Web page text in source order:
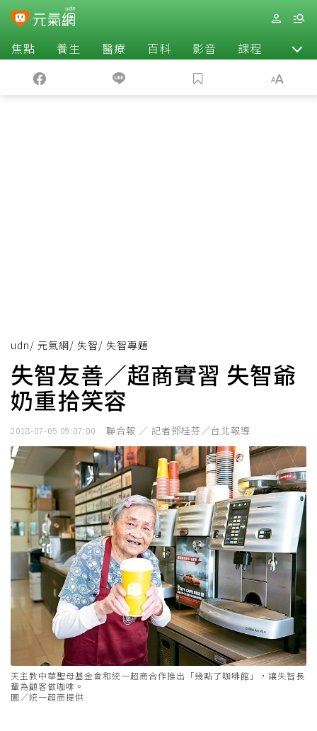
焦點 養生 醫療 百科 影音 課程 退休
udn/ 元氣網/ 失智/ 失智專題
失智友善／超商實習 失智爺
奶重拾笑容
2018-07-05 09:07:00 聯合報 ／ 記者鄧桂芬／台北報導
天主教中華聖母基金會和統一超商合作推出「幾點了咖啡館」，讓失智長
輩為顧客做咖啡。
圖／統一超商提供